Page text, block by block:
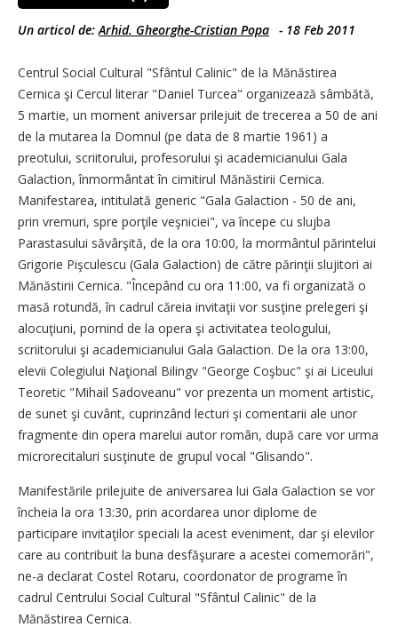
Un articol de: Arhid. Gheorghe-Cristian Popa - 18 Feb 2011
Centrul Social Cultural "Sfântul Calinic" de la Mănăstirea
Cernica şi Cercul literar "Daniel Turcea" organizează sâmbătă,
5 martie, un moment aniversar prilejuit de trecerea a 50 de ani
de la mutarea la Domnul (pe data de 8 martie 1961) a
preotului, scriitorului, profesorului şi academicianului Gala
Galaction, înmormântat în cimitirul Mănăstirii Cernica.
Manifestarea, intitulată generic "Gala Galaction - 50 de ani,
prin vremuri, spre porţile veşniciei", va începe cu slujba
Parastasului săvârşită, de la ora 10:00, la mormântul părintelui
Grigorie Pişculescu (Gala Galaction) de către părinţii slujitori ai
Mănăstirii Cernica. "Începând cu ora 11:00, va fi organizată o
masă rotundă, în cadrul căreia invitaţii vor susţine prelegeri şi
alocuţiuni, pornind de la opera şi activitatea teologului,
scriitorului şi academicianului Gala Galaction. De la ora 13:00,
elevii Colegiului Naţional Bilingv "George Coşbuc" şi ai Liceului
Teoretic "Mihail Sadoveanu" vor prezenta un moment artistic,
de sunet şi cuvânt, cuprinzând lecturi şi comentarii ale unor
fragmente din opera marelui autor român, după care vor urma
microrecitaluri susţinute de grupul vocal "Glisando".
Manifestările prilejuite de aniversarea lui Gala Galaction se vor
încheia la ora 13:30, prin acordarea unor diplome de
participare invitaţilor speciali la acest eveniment, dar şi elevilor
care au contribuit la buna desfăşurare a acestei comemorări",
ne-a declarat Costel Rotaru, coordonator de programe în
cadrul Centrului Social Cultural "Sfântul Calinic" de la
Mănăstirea Cernica.